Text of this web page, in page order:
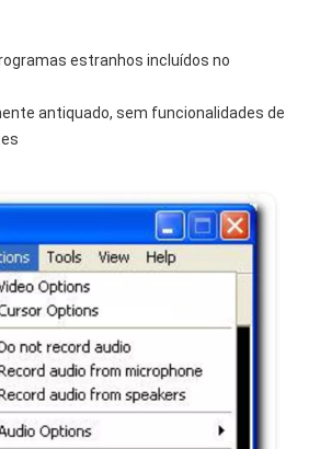
estranhos incluídos no
antiquado, sem funcionalidades de